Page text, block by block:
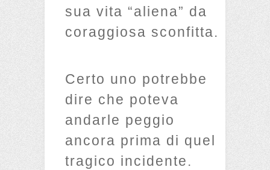
sua vita “aliena” da
coraggiosa sconfitta.
Certo uno potrebbe
dire che poteva
andarle peggio
ancora prima di quel
tragico incidente.